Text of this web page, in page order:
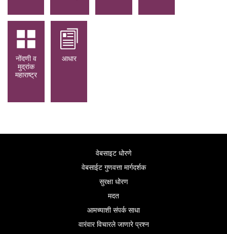
नोंदणी व
मुद्रांक
महाराष्ट्र
आधार
वेबसाइट धोरणे
वेबसाईट गुणवत्ता मार्गदर्शक
सुरक्षा धोरण
मदत
आमच्याशी संपर्क साधा
वारंवार विचारले जाणारे प्रश्न